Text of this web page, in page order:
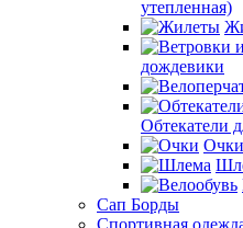
утепленная)
дождевики
Обтекатели
Очки
Сап Борды
Спортивная